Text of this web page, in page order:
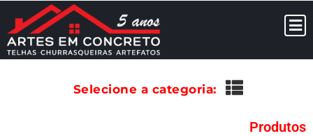
Selecione a categoria:
Produtos